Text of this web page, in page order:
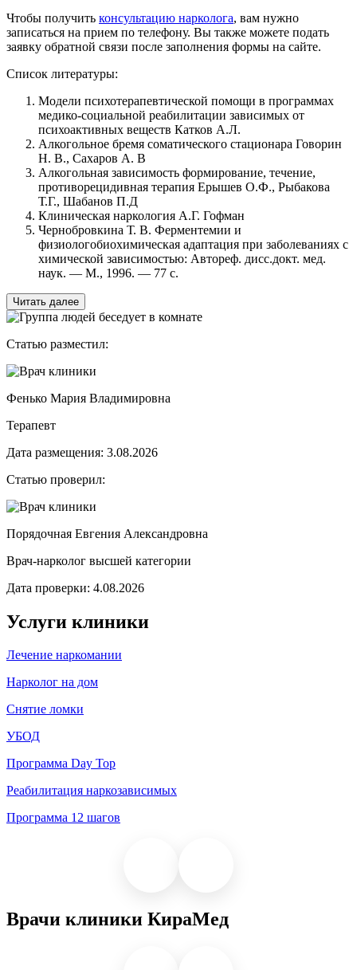
Чтобы получить консультацию нарколога, вам нужно
записаться на прием по телефону. Вы также можете подать
заявку обратной связи после заполнения формы на сайте.
Список литературы:
Модели психотерапевтической помощи в программах
медико-социальной реабилитации зависимых от
психоактивных веществ Катков А.Л.
Алкогольное бремя соматического стационара Говорин
Н. В., Сахаров А. В
Алкогольная зависимость формирование, течение,
противорецидивная терапия Ерышев О.Ф., Рыбакова
Т.Г., Шабанов П.Д
Клиническая наркология А.Г. Гофман
Чернобровкина Т. В. Ферментемии и
физиологобиохимическая адаптация при заболеваниях с
химической зависимостью: Автореф. дисс.докт. мед.
наук. — М., 1996. — 77 с.
Читать далее
Статью разместил:
Фенько Мария Владимировна
Терапевт
Дата размещения: 3.08.2026
Статью проверил:
Порядочная Евгения Александровна
Врач-нарколог высшей категории
Дата проверки: 4.08.2026
Услуги клиники
Лечение наркомании
Нарколог на дом
Снятие ломки
УБОД
Программа Day Top
Реабилитация наркозависимых
Программа 12 шагов
Врачи клиники КираМед